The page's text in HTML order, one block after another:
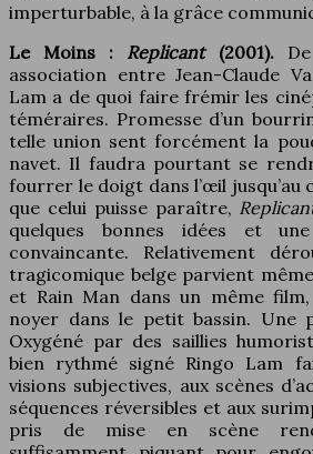
imperturbable, à la grâce
Le Moins : Replicant (2001).De
association entre Jean-Claude
Lam a de quoi faire frémir les
téméraires. Promesse d’un
telle union sent forcément la
navet. Il faudra pourtant se
fourrer le doigt dans l’œil jusqu’au
que celui puisse paraître,
quelques bonnes idées et
convaincante. Relativement
tragicomique belge parvient
et Rain Man dans un même
noyer dans le petit bassin. Une
Oxygéné par des saillies
bien rythmé signé Ringo Lam
visions subjectives, aux scènes
séquences réversibles et aux
pris de mise en scène